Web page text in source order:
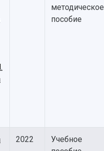
методическое
пособие
2022
Учебное